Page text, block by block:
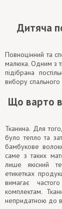
Дитяча
Повноцінний та
малюка. Одним з
підібрана
вибору
Що варто
Тканина. Для
було тепло та
бамбукове
саме з таких
лише якісний
етикетках
вимагає
комплектам.
непридатною до